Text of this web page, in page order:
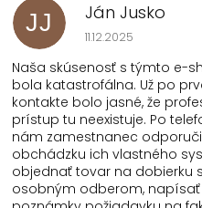
JJ Ján Jusko
Hodnotenie
11.12.2025
Naša skúsenosť s týmto e-
bola katastrofálna. Už po
kontakte bolo jasné, že
prístup tu neexistuje. Po
nám zamestnanec
obchádzku ich vlastného
objednať tovar na dobierku s
osobným odberom,